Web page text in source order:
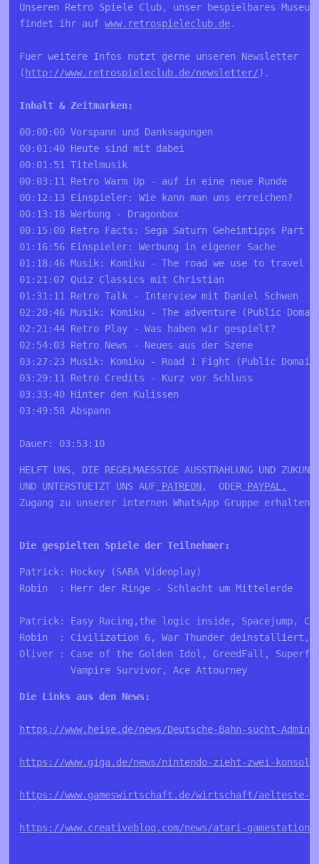
Unseren Retro Spiele Club, unser bespielbares
findet ihr auf www.retrospieleclub.de.
Fuer weitere Infos nutzt gerne unseren Newsletter
(http://www.retrospieleclub.de/newsletter/).
00:00:00 Vorspann und Danksagungen
00:01:40 Heute sind mit dabei
00:01:51 Titelmusik
00:03:11 Retro Warm Up - auf in eine neue Runde
00:12:13 Einspieler: Wie kann man uns erreichen?
00:13:18 Werbung - Dragonbox
00:15:00 Retro Facts: Sega Saturn Geheimtipps Part 2
01:16:56 Einspieler: Werbung in eigener Sache
01:18:46 Musik: Komiku - The road we use to travel
01:21:07 Quiz Classics mit Christian
01:31:11 Retro Talk - Interview mit Daniel Schwen
02:20:46 Musik: Komiku - The adventure (Public
02:21:44 Retro Play - Was haben wir gespielt?
02:54:03 Retro News - Neues aus der Szene
03:27:23 Musik: Komiku - Road 1 Fight (Public
03:29:11 Retro Credits - Kurz vor Schluss
03:33:40 Hinter den Kulissen
03:49:58 Abspann
Dauer: 03:53:10
HELFT UNS, DIE REGELMAESSIGE AUSSTRAHLUNG UND
UND UNTERSTUETZT UNS AUF PATREON,  ODER PAYPAL.
Zugang zu unserer internen WhatsApp Gruppe
Die gespielten Spiele der Teilnehmer:
Patrick: Hockey (SABA Videoplay)
Robin  : Herr der Ringe - Schlacht um Mittelerde
Patrick: Easy Racing,the logic inside, Spacejump,
Robin  : Civilization 6, War Thunder deinstalliert,
Oliver : Case of the Golden Idol, GreedFall,
         Vampire Survivor, Ace Attourney
Die Links aus den News:
https://www.heise.de/news/Deutsche-Bahn-sucht-
https://www.giga.de/news/nintendo-zieht-zwei-
https://www.gameswirtschaft.de/wirtschaft/aelteste-
https://www.creativebloq.com/news/atari-